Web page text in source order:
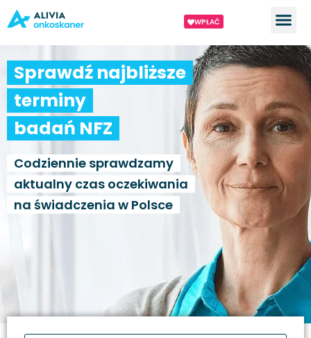
WPŁAĆ
Sprawdź najbliższe
terminy
badań NFZ
Codziennie sprawdzamy
aktualny czas oczekiwania
na świadczenia w Polsce